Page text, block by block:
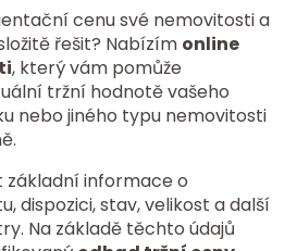
cenu své nemovitosti a
řešit? Nabízím online
, který vám pomůže
tržní hodnotě vašeho
nebo jiného typu nemovitosti
informace o
dispozici, stav, velikost a další
Na základě těchto údajů